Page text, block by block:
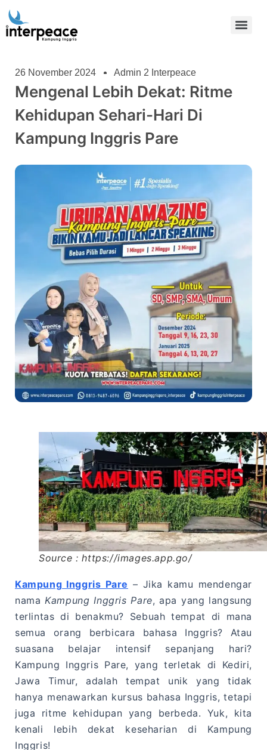
26 November 2024 Admin 2 Interpeace
Mengenal Lebih Dekat: Ritme
Kehidupan Sehari-Hari Di
Kampung Inggris Pare
Source : https://images.app.go/
Kampung Inggris Pare – Jika kamu mendengar
namaKampung Inggris Pare, apa yang langsung
terlintas di benakmu? Sebuah tempat di mana
semua orang berbicara bahasa Inggris? Atau
suasana belajar intensif sepanjang hari?
Kampung Inggris Pare, yang terletak di Kediri,
Jawa Timur, adalah tempat unik yang tidak
hanya menawarkan kursus bahasa Inggris, tetapi
juga ritme kehidupan yang berbeda. Yuk, kita
kenali lebih dekat keseharian di Kampung
Inggris!